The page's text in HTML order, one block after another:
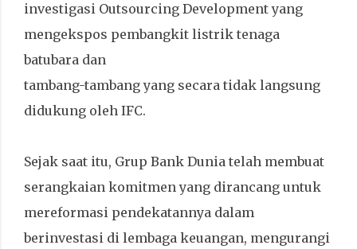
investigasi Outsourcing Development yang
mengekspos pembangkit listrik tenaga
batubara dan
tambang-tambang yang secara tidak langsung
didukung oleh IFC.
Sejak saat itu, Grup Bank Dunia telah membuat
serangkaian komitmen yang dirancang untuk
mereformasi pendekatannya dalam
berinvestasi di lembaga keuangan, mengurangi